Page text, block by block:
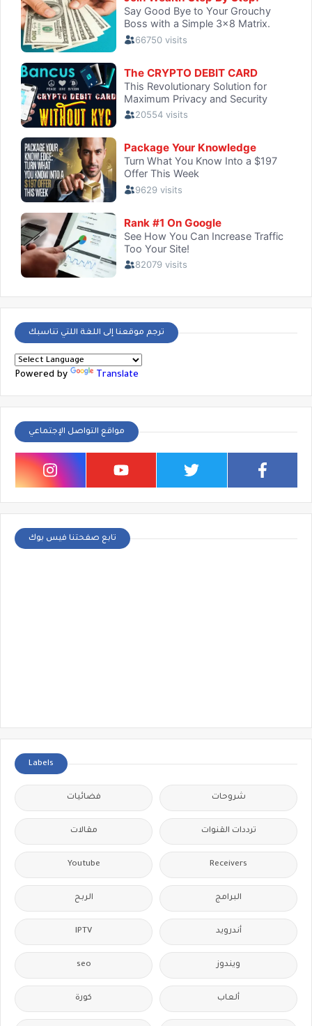
ترجم موقعنا إلى اللغة اللتي تناسبك
Powered by Translate
مواقع التواصل الإجتماعي
تابع صفحتنا فيس بوك
Labels
شروحات فضائيات
ترددات القنوات مقالات
Receivers
Youtube
البرامج الربح
أندرويد IPTV
ويندوز seo
ألعاب كورة